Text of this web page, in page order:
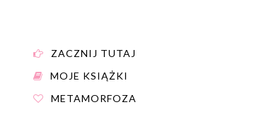
ZACZNIJ TUTAJ
MOJE KSIĄŻKI
METAMORFOZA